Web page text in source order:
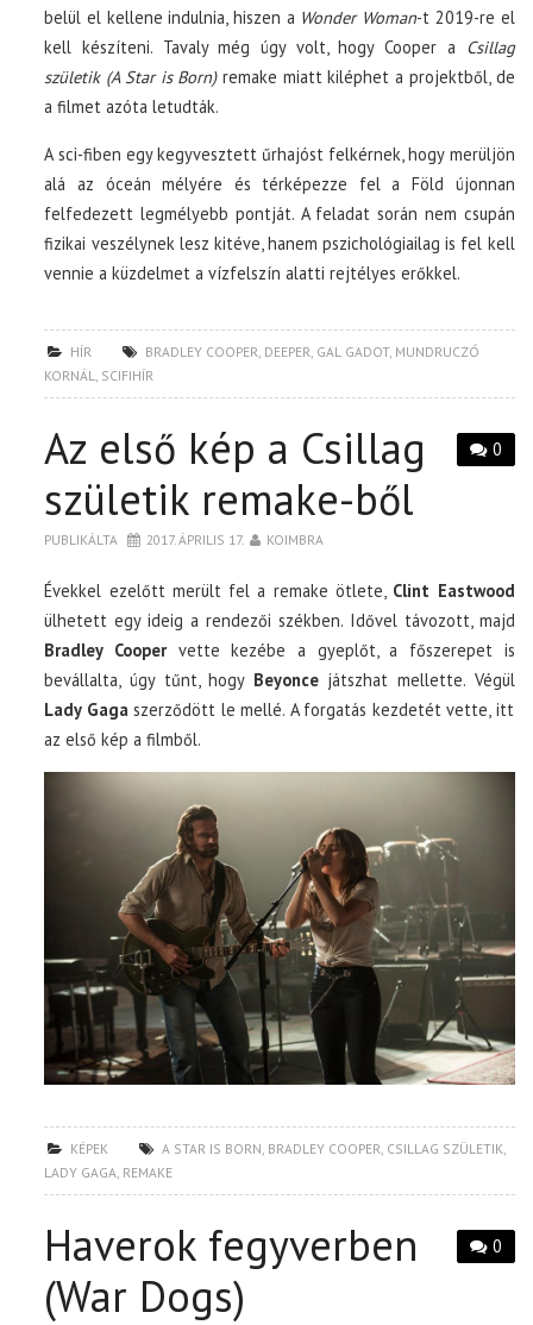
belül el kellene indulnia, hiszen a Wonder Woman-t 2019-re el
kell készíteni. Tavaly még úgy volt, hogy Cooper a Csillag
születik (A Star is Born)remake miatt kiléphet a projektből, de
a filmet azóta letudták.
A sci-fiben egy kegyvesztett űrhajóst felkérnek, hogy merüljön
alá az óceán mélyére és térképezze fel a Föld újonnan
felfedezett legmélyebb pontját. A feladat során nem csupán
fizikai veszélynek lesz kitéve, hanem pszichológiailag is fel kell
vennie a küzdelmet a vízfelszín alatti rejtélyes erőkkel.
HÍR BRADLEY COOPER DEEPER GAL GADOT, MUNDRUCZÓ
KORNÁL
SCIFIHÍR
0
Az első kép a Csillag
születik remake-ből
PUBLIKÁLTA 2017. ÁPRILIS 17. KOIMBRA
Évekkel ezelőtt merült fel a remake ötlete, Clint Eastwood
ülhetett egy ideig a rendezői székben. Idővel távozott, majd
Bradley Coopervette kezébe a gyeplőt, a főszerepet is
bevállalta, úgy tűnt, hogy Beyoncejátszhat mellette. Végül
Lady Gagaszerződött le mellé. A forgatás kezdetét vette, itt
az első kép a filmből.
KÉPEK A STAR IS BORN BRADLEY COOPER CSILLAG SZÜLETIK
LADY GAGA REMAKE
0
Haverok fegyverben
(War Dogs)